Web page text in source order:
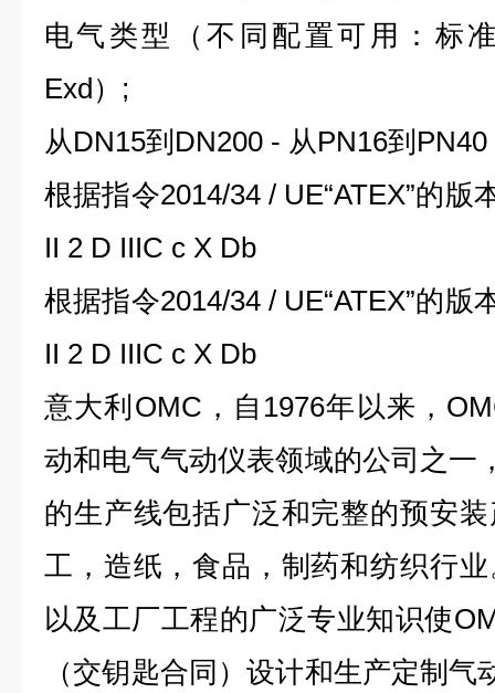
电气类型（不同配置可用：标
Exd）;
从DN15到DN200 - 从PN16到PN40
根据指令2014/34 / UE“ATEX”的版
II 2 D IIIC c X Db
根据指令2014/34 / UE“ATEX”的版
II 2 D IIIC c X Db
意大利OMC，自1976年以来，
动和电气气动仪表领域的公司之一
的生产线包括广泛和完整的预安
工，造纸，食品，制药和纺织行
以及工厂工程的广泛专业知识使
（交钥匙合同）设计和生产定制